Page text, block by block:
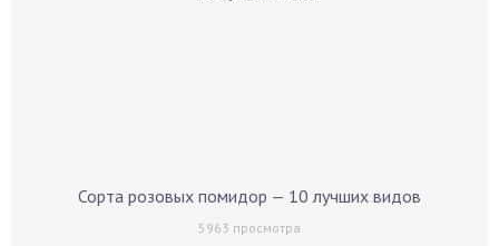
Сорта розовых помидор — 10 лучших видов
5963 просмотра